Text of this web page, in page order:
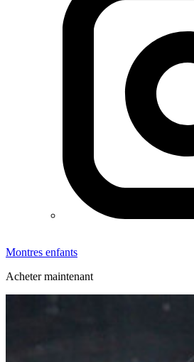
Montres enfants
Acheter maintenant